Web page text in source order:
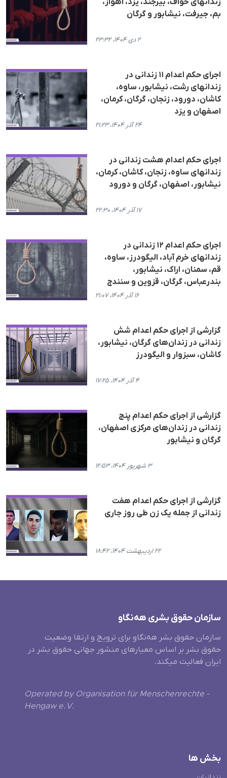
زندانهای خواف، بیرجند، یزد، اهواز،
بم، جیرفت، نیشابور و گرگان
۲ دی ۱۴۰۴، ۲۳:۳۲
اجرای حکم اعدام ١١ زندانی در
زندانهای رشت، نیشابور، ساوه،
کاشان، دورود، زنجان، گرگان، کرمان،
اصفهان و یزد
۲۴ آذر ۱۴۰۴، ۲۱:۲۳
اجرای حکم اعدام هشت زندانی در
زندانهای ساوه، زنجان، کاشان، کرمان،
نیشابور، اصفهان، گرگان و دورود
۱۷ آذر ۱۴۰۴، ۲۲:۳۰
اجرای حکم اعدام ١٢ زندانی در
زندانهای خرم آباد، الیگودرز، ساوه،
قم، سمنان، اراک، نیشابور،
بندرعباس، گرگان، قزوین و سنندج
۱۶ آذر ۱۴۰۴، ۲۱:۰۷
گزارشی از اجرای حکم اعدام شش
زندانی در زندان‌های گرگان، نیشابور،
کاشان، سبزوار و الیگودرز
۴ آذر ۱۴۰۴، ۱۷:۲۵
گزارشی از اجرای حکم اعدام پنج
زندانی در زندان‌های مرکزی اصفهان،
گرگان و نیشابور
۳ شهریور ۱۴۰۴، ۱۲:۵۳
گزارشی از اجرای حکم اعدام هفت
زندانی از جمله یک زن طی روز جاری
۲۲ اردیبهشت ۱۴۰۴، ۱۸:۴۲
سازمان حقوق بشری هەنگاو
سازمان حقوق بشر هه‌نگاو برای ترویج و ارتقا وضعیت
حقوق بشر بر اساس معیارهای منشور جهانی حقوق بشر در
ایران فعالیت میکند.
Operated by Organisation für Menschenrechte -
Hengaw e.V.
بخش ها